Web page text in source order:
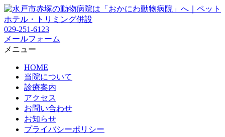
029-251-6123
メールフォーム
メニュー
HOME
当院について
診療案内
アクセス
お問い合わせ
お知らせ
プライバシーポリシー